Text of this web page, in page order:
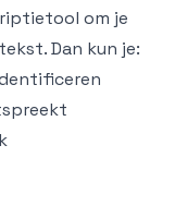
om je
Dan kun je: